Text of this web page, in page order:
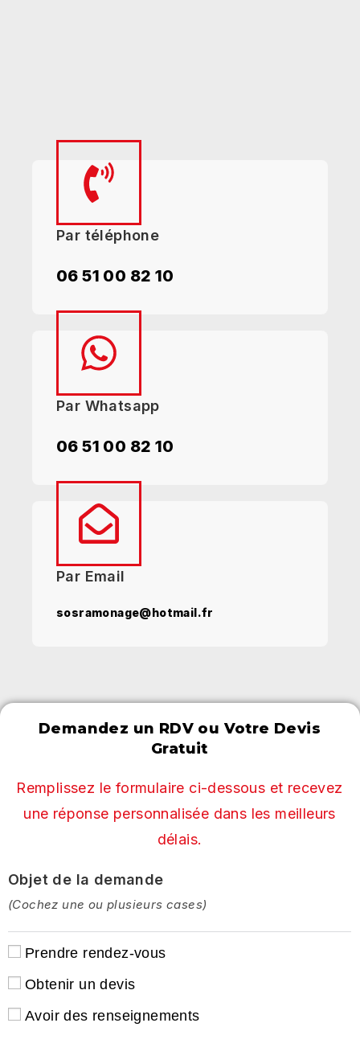
Par téléphone
06 51 00 82 10
Par Whatsapp
06 51 00 82 10
Par Email
sosramonage@hotmail.fr
Demandez un RDV ou Votre Devis
Gratuit
Remplissez le formulaire ci-dessous et recevez
une réponse personnalisée dans les meilleurs
délais.​
Objet de la demande
(Cochez une ou plusieurs cases)
Prendre rendez-vous
Obtenir un devis
Avoir des renseignements